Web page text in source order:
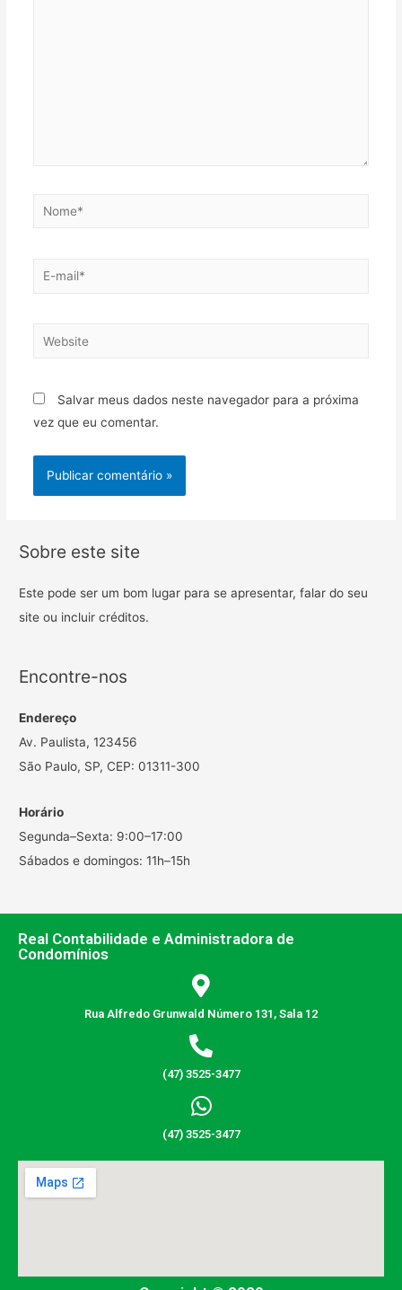
Salvar meus dados neste navegador para a próxima
vez que eu comentar.
Sobre este site
Este pode ser um bom lugar para se apresentar, falar do seu
site ou incluir créditos.
Encontre-nos
Endereço
Av. Paulista, 123456
São Paulo, SP, CEP: 01311-300
Horário
Segunda–Sexta: 9:00–17:00
Sábados e domingos: 11h–15h
Real Contabilidade e Administradora de
Condomínios
Rua Alfredo Grunwald Número 131, Sala 12
(47) 3525-3477
(47) 3525-3477